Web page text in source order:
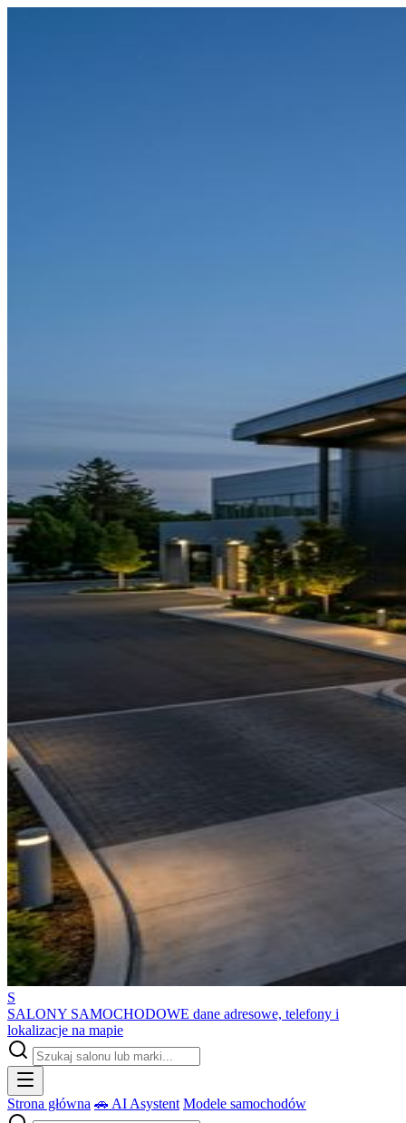
S
SALONY SAMOCHODOWE dane adresowe, telefony i
lokalizacje na mapie
Strona główna 🚗 AI Asystent Modele samochodów